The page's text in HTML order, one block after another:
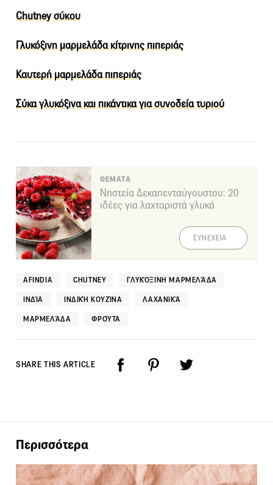
Chutney σύκου
Γλυκόξινη μαρμελάδα κίτρινης πιπεριάς
Καυτερή μαρμελάδα πιπεριάς
Σύκα γλυκόξινα και πικάντικα για συνοδεία τυριού
ΘΕΜΑΤΑ
Νηστεία Δεκαπενταύγουστου: 20
ιδέες για λαχταριστά γλυκά
ΣΥΝΕΧΕΙΑ
AFINDIA CHUTNEY ΓΛΥΚΌΞΙΝΗ ΜΑΡΜΕΛΆΔΑ
ΙΝΔΊΑ ΙΝΔΙΚΉ ΚΟΥΖΊΝΑ ΛΑΧΑΝΙΚΆ
ΜΑΡΜΕΛΆΔΑ ΦΡΟΎΤΑ
SHARE THIS ARTICLE
Περισσότερα